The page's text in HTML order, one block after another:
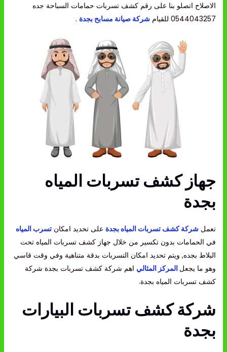
الاصلاح اتصلو بنا على رقم كشف تسربات حمامات السباحة جده
0544043257 للقيام
شركة صيانة مسابح بجدة .
جهاز كشف تسربات المياه
بجدة
تعمل شركة كشف تسربات المياه بجدة على تحديد امكان تسرب المياه
في الحمامات بدون تكسير من خلال جهاز كشف تسربات المياه تحت
البلاط بجده, ويتم تحديد امكان التسربات بدقة متناهية وفي وقت قاسي
وهو ما يجعل المركز المثالي اهم شركة كشف تسربات بجدة شركة
كشف تسربات المياه بجدة.
شركة كشف تسربات البيارات
بجدة